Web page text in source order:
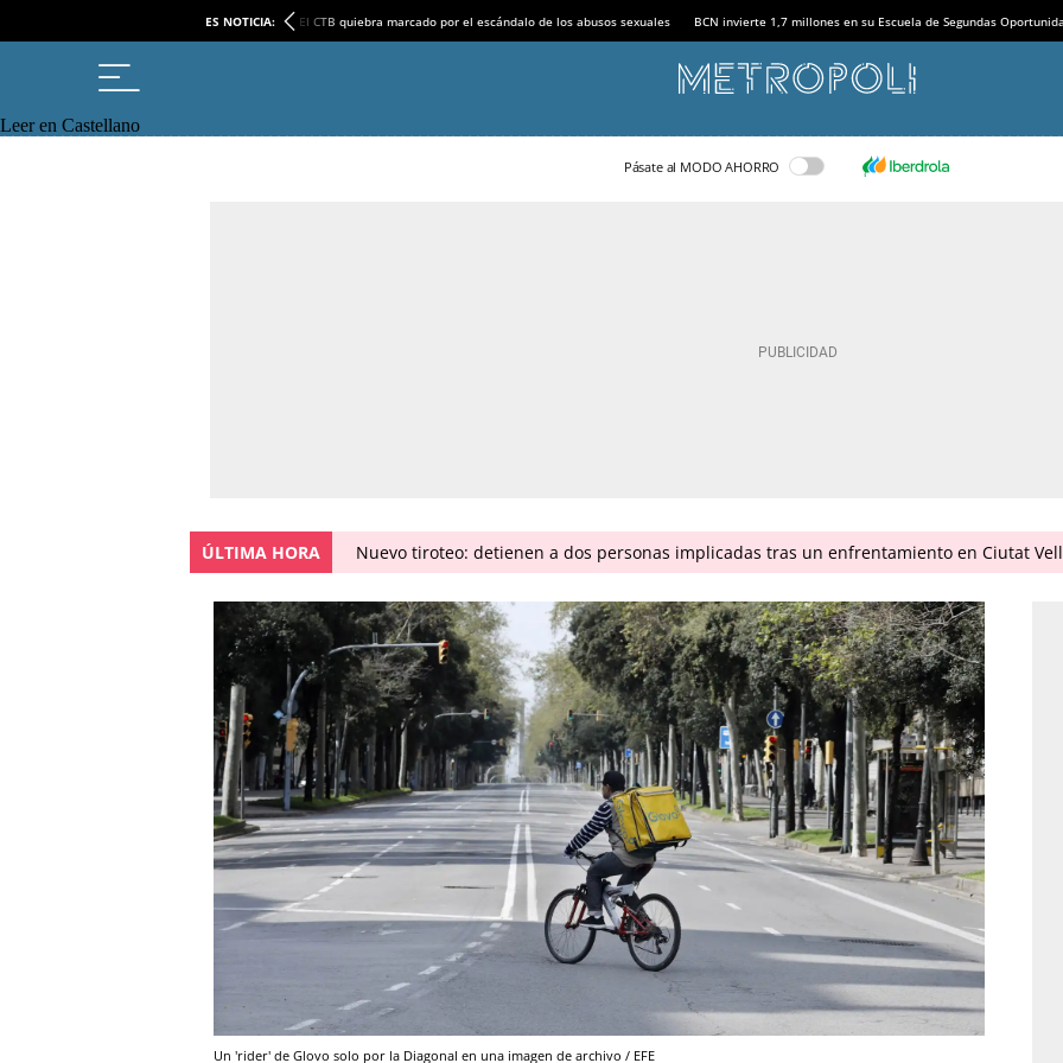
ES NOTICIA: El CTB quiebra marcado por el escándalo de los abusos sexuales BCN invierte 1,7 millones en su Escuela de Segundas
Leer en Castellano
Pásate al MODO AHORRO
ÚLTIMA HORA Nuevo tiroteo: detienen a dos personas implicadas tras un enfrentamiento en Ciutat
Un 'rider' de Glovo solo por la Diagonal en una imagen de archivo / EFE